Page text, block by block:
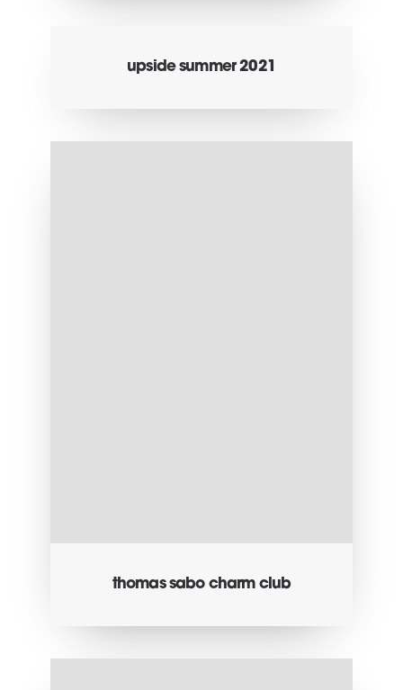
upside summer 2021
thomas sabo charm club